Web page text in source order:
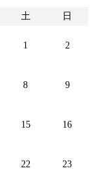
土 日
1 2
8 9
15 16
22 23